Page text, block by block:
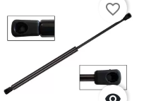
favorite_border